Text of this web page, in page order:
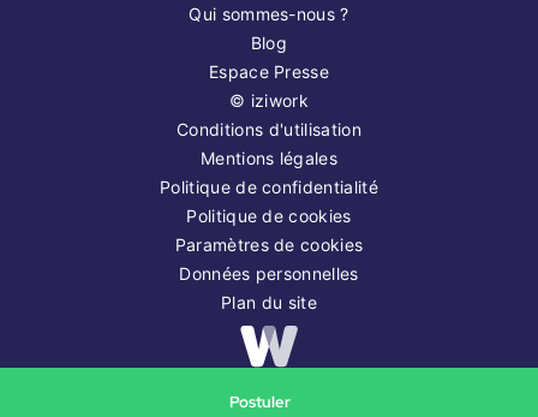
Postuler
Qui sommes-nous ?
Blog
Espace Presse
© iziwork
Conditions d'utilisation
Mentions légales
Politique de confidentialité
Politique de cookies
Paramètres de cookies
Données personnelles
Plan du site